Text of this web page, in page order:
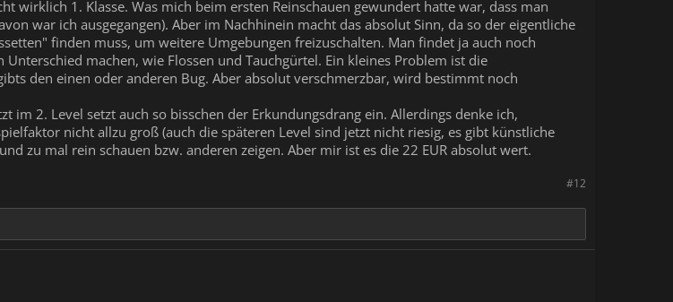
wirklich 1. Klasse. Was mich beim ersten Reinschauen gewundert hatte war, dass man
war ich ausgegangen). Aber im Nachhinein macht das absolut Sinn, da so der eigentliche
finden muss, um weitere Umgebungen freizuschalten. Man findet ja auch noch
machen, wie Flossen und Tauchgürtel. Ein kleines Problem ist die
den einen oder anderen Bug. Aber absolut verschmerzbar, wird bestimmt noch
im 2. Level setzt auch so bisschen der Erkundungsdrang ein. Allerdings denke ich,
nicht allzu groß (auch die späteren Level sind jetzt nicht riesig, es gibt künstliche
zu mal rein schauen bzw. anderen zeigen. Aber mir ist es die 22 EUR absolut wert.
#12